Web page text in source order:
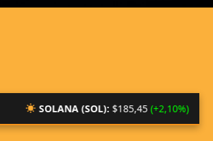
SOLANA (SOL):$185,45(+2,10%)